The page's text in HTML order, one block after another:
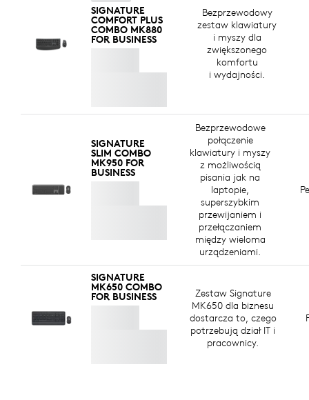
WYKONANE Z PLASTIKU
POCHODZĄCEGO Z RECYKLINGU
Części plastikowe zestawu Signature Comfort Plus
Combo MK880 for Business zawierają certyfikowany
w przypadku klawiatury i 63% w przypadku myszy Z
–
aby dać drugie życie tworzywom sztucznym
wycofanym z eksploatacji, pochodzącym ze starych
urządzeń elektronicznych i pomóc w ograniczeniu
naszego śladu węglowego.
INFORMACJE O PRZETWORZONYCH TWORZYWACH
SIGNATURE
COMFORT PLUS
COMBO MK880
FOR BUSINESS
Bezprzewodowy
zestaw klawiatury
i myszy dla
zwiększonego
komfortu
i wydajności.
SIGNATURE
SLIM COMBO
MK950 FOR
BUSINESS
Bezprzewodowe
połączenie
klawiatury i myszy
z możliwością
pisania jak na
laptopie,
superszybkim
przewijaniem i
przełączaniem
między wieloma
urządzeniami.
SIGNATURE
MK650 COMBO
FOR BUSINESS
Zestaw Signature
MK650 dla biznesu
dostarcza to, czego
potrzebują dział IT i
pracownicy.